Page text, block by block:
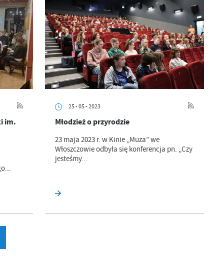
im.
25 - 05 - 2023
Młodzież o przyrodzie
23 maja 2023 r. w Kinie „Muza” we
Włoszczowie odbyła się konferencja pn. „Czy
jesteśmy...